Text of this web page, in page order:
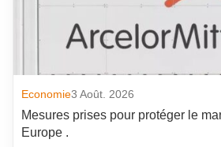
Economie3 Août. 2026
Mesures prises pour protéger le
Europe .